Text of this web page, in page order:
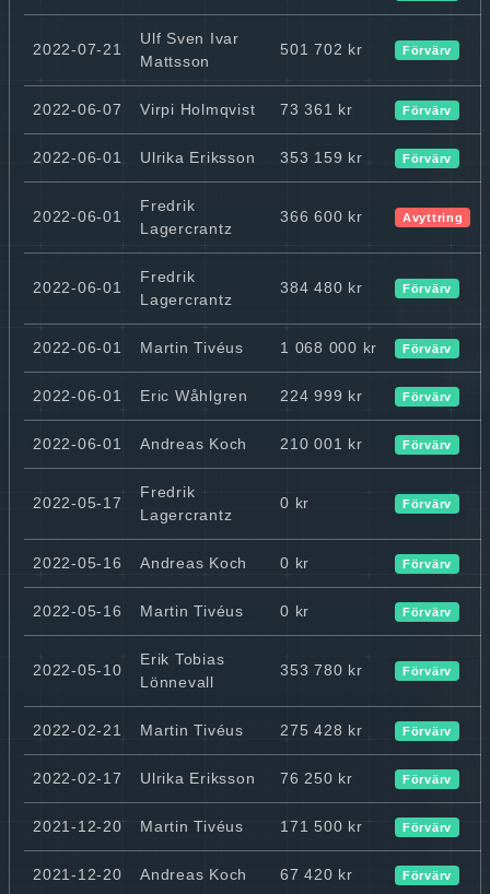
2022-07-21
Ulf Sven Ivar
Mattsson
501 702 kr Förvärv
2022-06-07 Virpi Holmqvist 73 361 kr Förvärv
2022-06-01 Ulrika Eriksson 353 159 kr Förvärv
2022-06-01
Fredrik
Lagercrantz
366 600 kr Avyttring
2022-06-01
Fredrik
Lagercrantz
384 480 kr Förvärv
2022-06-01 Martin Tivéus 1 068 000 kr Förvärv
2022-06-01 Eric Wåhlgren 224 999 kr Förvärv
2022-06-01 Andreas Koch 210 001 kr Förvärv
2022-05-17
Fredrik
Lagercrantz
0 kr Förvärv
2022-05-16 Andreas Koch 0 kr Förvärv
2022-05-16 Martin Tivéus 0 kr Förvärv
2022-05-10
Erik Tobias
Lönnevall
353 780 kr Förvärv
2022-02-21 Martin Tivéus 275 428 kr Förvärv
2022-02-17 Ulrika Eriksson 76 250 kr Förvärv
2021-12-20 Martin Tivéus 171 500 kr Förvärv
2021-12-20 Andreas Koch 67 420 kr Förvärv